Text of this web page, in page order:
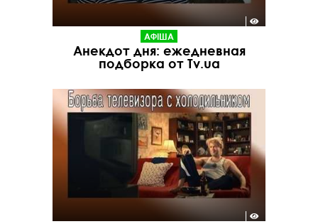
АФІША
Анекдот дня: ежедневная
подборка от Tv.ua